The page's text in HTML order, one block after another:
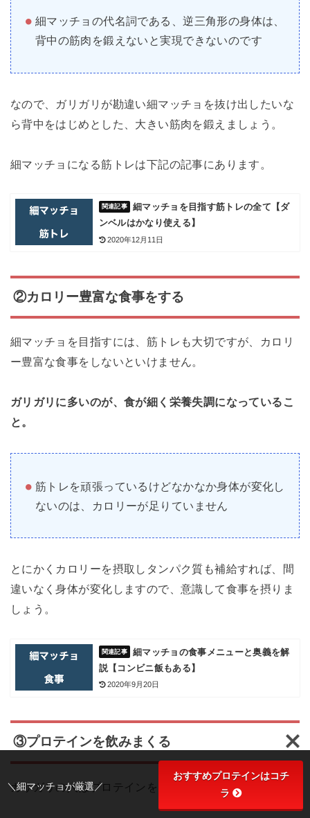
細マッチョの代名詞である、逆三角形の身体は、
背中の筋肉を鍛えないと実現できないのです
なので、ガリガリが勘違い細マッチョを抜け出したいな
ら背中をはじめとした、大きい筋肉を鍛えましょう。
細マッチョになる筋トレは下記の記事にあります。
細マッチョを目指す筋トレの全て【ダ
ンベルはかなり使える】
2020年12月11日
②カロリー豊富な食事をする
細マッチョを目指すには、筋トレも大切ですが、カロリ
ー豊富な食事をしないといけません。
ガリガリに多いのが、食が細く栄養失調になっているこ
と。
筋トレを頑張っているけどなかなか身体が変化し
ないのは、カロリーが足りていません
とにかくカロリーを摂取しタンパク質も補給すれば、間
違いなく身体が変化しますので、意識して食事を摂りま
しょう。
細マッチョの食事メニューと奥義を解
説【コンビニ飯もある】
2020年9月20日
③プロテインを飲みまくる
ガリガリの人はプロテインをとにかく飲みましょう。
＼細マッチョが厳選／
おすすめプロテインはコチ
ラ